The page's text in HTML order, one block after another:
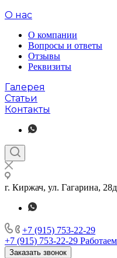
О нас
О компании
Вопросы и ответы
Отзывы
Реквизиты
Галерея
Статьи
Контакты
г. Киржач, ул. Гагарина, 28д
+7 (915) 753-22-29
+7 (915) 753-22-29
Заказать звонок